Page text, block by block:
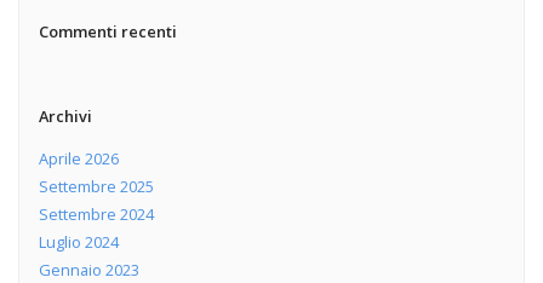
Commenti recenti
Archivi
Aprile 2026
Settembre 2025
Settembre 2024
Luglio 2024
Gennaio 2023